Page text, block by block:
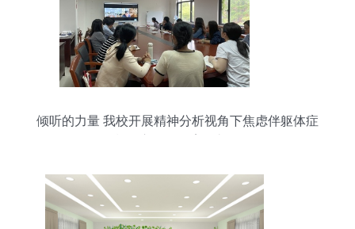
倾听的力量 我校开展精神分析视角下焦虑伴躯体症